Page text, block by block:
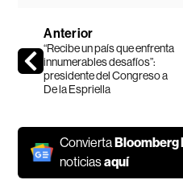
Anterior
“Recibe un país que enfrenta
innumerables desafíos”:
presidente del Congreso a
De la Espriella
ConviertaBloomberg
noticiasaquí